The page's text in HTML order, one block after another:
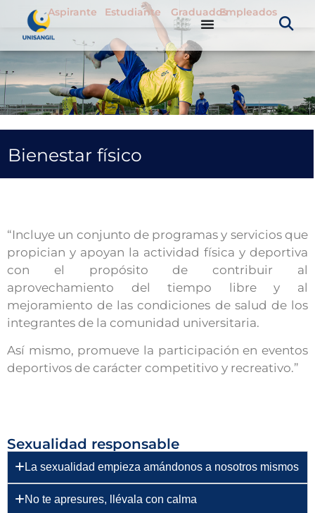
Aspirante Estudiante GraduadosEmpleados
Bienestar físico
“Incluye un conjunto de programas y servicios que
propician y apoyan la actividad física y deportiva
con el propósito de contribuir al
aprovechamiento del tiempo libre y al
mejoramiento de las condiciones de salud de los
integrantes de la comunidad universitaria.
Así mismo, promueve la participación en eventos
deportivos de carácter competitivo y recreativo.”
Sexualidad responsable
La sexualidad empieza amándonos a nosotros mismos
No te apresures, llévala con calma